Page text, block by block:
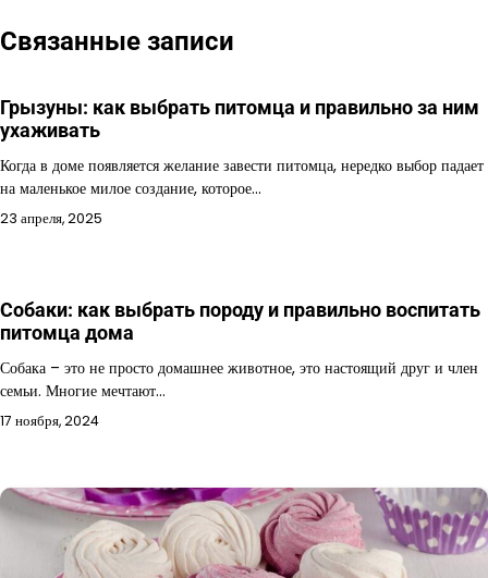
Связанные записи
Грызуны: как выбрать питомца и правильно за ним
ухаживать
Когда в доме появляется желание завести питомца, нередко выбор падает
на маленькое милое создание, которое…
23 апреля, 2025
Собаки: как выбрать породу и правильно воспитать
питомца дома
Собака – это не просто домашнее животное, это настоящий друг и член
семьи. Многие мечтают…
17 ноября, 2024